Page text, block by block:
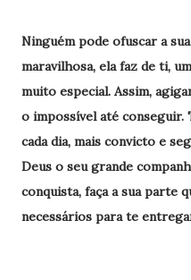
Ninguém pode ofuscar a
maravilhosa, ela faz de ti,
muito especial. Assim,
o impossível até conseguir.
cada dia, mais convicto e
Deus o seu grande
conquista, faça a sua parte
necessários para te